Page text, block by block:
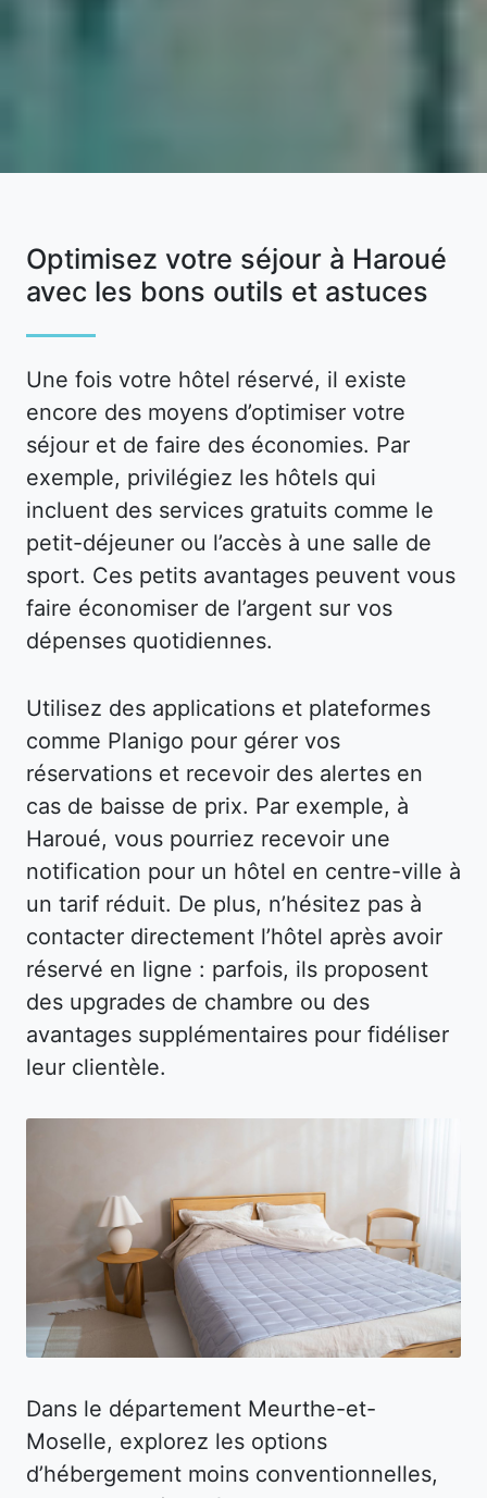
Optimisez votre séjour à Haroué
avec les bons outils et astuces
Une fois votre hôtel réservé, il existe
encore des moyens d’optimiser votre
séjour et de faire des économies. Par
exemple, privilégiez les hôtels qui
incluent des services gratuits comme le
petit-déjeuner ou l’accès à une salle de
sport. Ces petits avantages peuvent vous
faire économiser de l’argent sur vos
dépenses quotidiennes.
Utilisez des applications et plateformes
comme Planigo pour gérer vos
réservations et recevoir des alertes en
cas de baisse de prix. Par exemple, à
Haroué, vous pourriez recevoir une
notification pour un hôtel en centre-ville à
un tarif réduit. De plus, n’hésitez pas à
contacter directement l’hôtel après avoir
réservé en ligne : parfois, ils proposent
des upgrades de chambre ou des
avantages supplémentaires pour fidéliser
leur clientèle.
Dans le département Meurthe-et-
Moselle, explorez les options
d’hébergement moins conventionnelles,